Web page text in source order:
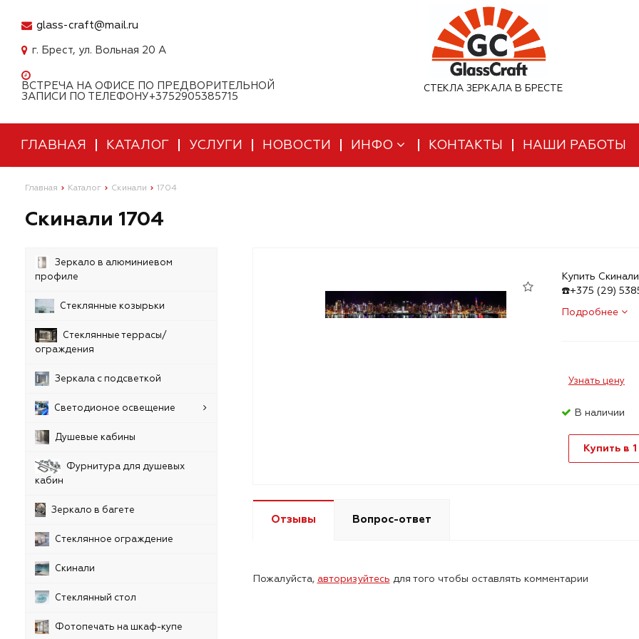
glass-craft@mail.ru
г. Брест, ул. Вольная 20 А
ВСТРЕЧА НА ОФИСЕ ПО ПРЕДВОРИТЕЛЬНОЙ
ЗАПИСИ ПО ТЕЛЕФОНУ+3752905385715
СТЕКЛА ЗЕРКАЛА В БРЕСТЕ
ГЛАВНАЯ КАТАЛОГ УСЛУГИ НОВОСТИ ИНФО КОНТАКТЫ НАШИ РАБОТЫ
Главная Каталог Скинали 1704
Скинали 1704
Зеркало в алюминиевом
профиле
Стеклянные козырьки
Стеклянные террасы/
ограждения
Зеркала с подсветкой
Светодионое освещение
Душевые кабины
Фурнитура для душевых
кабин
Зеркало в багете
Стеклянное ограждение
Скинали
Стеклянный стол
Фотопечать на шкаф-купе
Купить
☎️+375 (29)
Подробнее
Узнать цену
В наличии
Купить в
Отзывы Вопрос-ответ
Пожалуйста, авторизуйтесь для того чтобы оставлять комментарии